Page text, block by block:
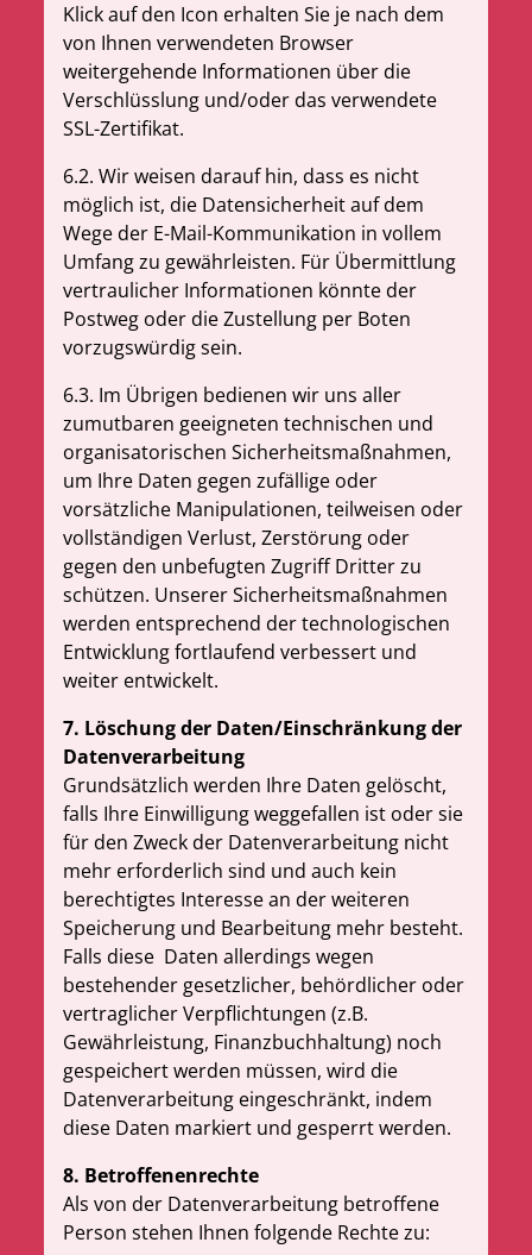
Klick auf den Icon erhalten Sie je nach dem
von Ihnen verwendeten Browser
weitergehende Informationen über die
Verschlüsslung und/oder das verwendete
SSL-Zertifikat.
6.2. Wir weisen darauf hin, dass es nicht
möglich ist, die Datensicherheit auf dem
Wege der E-Mail-Kommunikation in vollem
Umfang zu gewährleisten. Für Übermittlung
vertraulicher Informationen könnte der
Postweg oder die Zustellung per Boten
vorzugswürdig sein.
6.3. Im Übrigen bedienen wir uns aller
zumutbaren geeigneten technischen und
organisatorischen Sicherheitsmaßnahmen,
um Ihre Daten gegen zufällige oder
vorsätzliche Manipulationen, teilweisen oder
vollständigen Verlust, Zerstörung oder
gegen den unbefugten Zugriff Dritter zu
schützen. Unserer Sicherheitsmaßnahmen
werden entsprechend der technologischen
Entwicklung fortlaufend verbessert und
weiter entwickelt.
7. Löschung der Daten/Einschränkung der
Datenverarbeitung
Grundsätzlich werden Ihre Daten gelöscht,
falls Ihre Einwilligung weggefallen ist oder sie
für den Zweck der Datenverarbeitung nicht
mehr erforderlich sind und auch kein
berechtigtes Interesse an der weiteren
Speicherung und Bearbeitung mehr besteht.
Falls diese Daten allerdings wegen
bestehender gesetzlicher, behördlicher oder
vertraglicher Verpflichtungen (z.B.
Gewährleistung, Finanzbuchhaltung) noch
gespeichert werden müssen, wird die
Datenverarbeitung eingeschränkt, indem
diese Daten markiert und gesperrt werden.
8. Betroffenenrechte
Als von der Datenverarbeitung betroffene
Person stehen Ihnen folgende Rechte zu: